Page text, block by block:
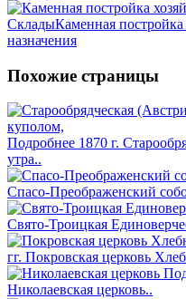
СкладыКаменная постройка
назначения
Похожие страницы
Подробнее 1870 г.
утра..
Спасо-Преображенский
Свято-Троицкая
гг. Покровская церковь
Николаевская церковь..